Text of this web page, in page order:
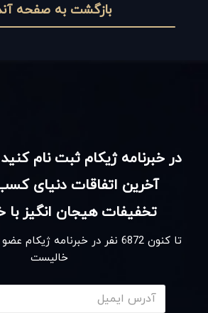
بازگشت به صفحه
در خبرنامه ژیکام ثبت نام
آخرین اتفاقات دنیای
تخفیفات هیجان انگیز با
تا کنون 6872 نفر در خبرنامه ژیکام
خالیست